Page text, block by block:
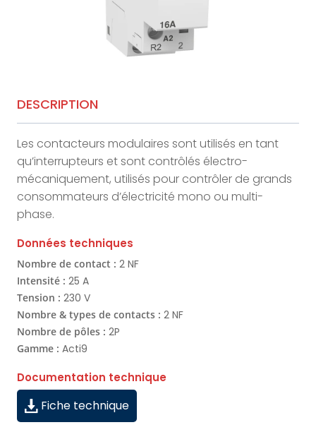
DESCRIPTION
Les contacteurs modulaires sont utilisés en tant
qu’interrupteurs et sont contrôlés électro-
mécaniquement, utilisés pour contrôler de grands
consommateurs d’électricité mono ou multi-
phase.
Données techniques
Nombre de contact : 2 NF
Intensité : 25 A
Tension : 230 V
Nombre & types de contacts : 2 NF
Nombre de pôles : 2P
Gamme : Acti9
Documentation technique
Fiche technique